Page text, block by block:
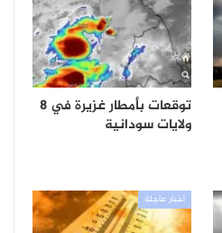
توقعات بأمطار غزيرة في 8
ولايات سودانية
أخبار عاجلة